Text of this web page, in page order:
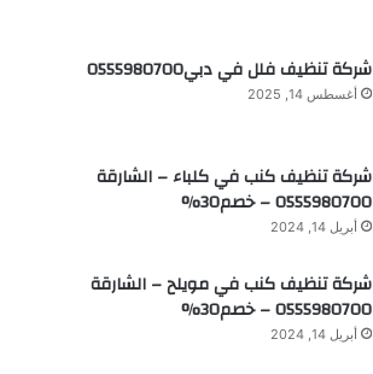
شركة تنظيف فلل في دبي0555980700
أغسطس 14, 2025
شركة تنظيف كنب في كلباء – الشارقة
0555980700 – خصم30%
أبريل 14, 2024
شركة تنظيف كنب في مويلح – الشارقة
0555980700 – خصم30%
أبريل 14, 2024